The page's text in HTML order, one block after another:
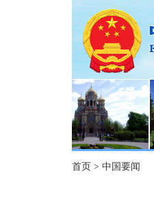
首页 > 中国要闻